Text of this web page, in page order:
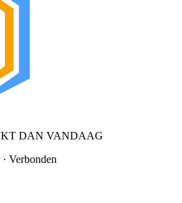
DAN VANDAAG
Verbonden